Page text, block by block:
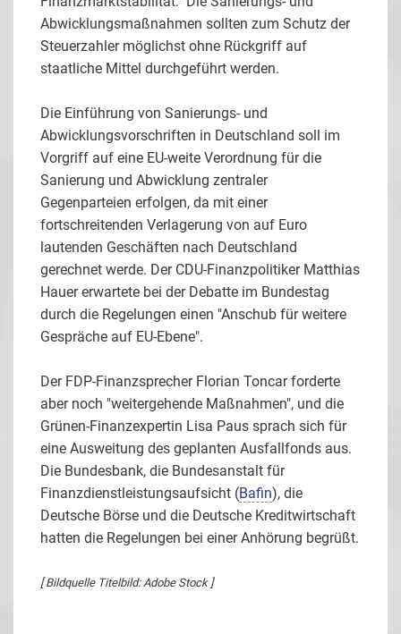
Abwicklungsmaßnahmen sollten zum Schutz der
Steuerzahler möglichst ohne Rückgriff auf
staatliche Mittel durchgeführt werden.
Die Einführung von Sanierungs- und
Abwicklungsvorschriften in Deutschland soll im
Vorgriff auf eine EU-weite Verordnung für die
Sanierung und Abwicklung zentraler
Gegenparteien erfolgen, da mit einer
fortschreitenden Verlagerung von auf Euro
lautenden Geschäften nach Deutschland
gerechnet werde. Der CDU-Finanzpolitiker Matthias
Hauer erwartete bei der Debatte im Bundestag
durch die Regelungen einen "Anschub für weitere
Gespräche auf EU-Ebene".
Der FDP-Finanzsprecher Florian Toncar forderte
aber noch "weitergehende Maßnahmen", und die
Grünen-Finanzexpertin Lisa Paus sprach sich für
eine Ausweitung des geplanten Ausfallfonds aus.
Die Bundesbank, die Bundesanstalt für
Finanzdienstleistungsaufsicht (Bafin), die
Deutsche Börse und die Deutsche Kreditwirtschaft
hatten die Regelungen bei einer Anhörung begrüßt.
[ Bildquelle Titelbild: Adobe Stock ]